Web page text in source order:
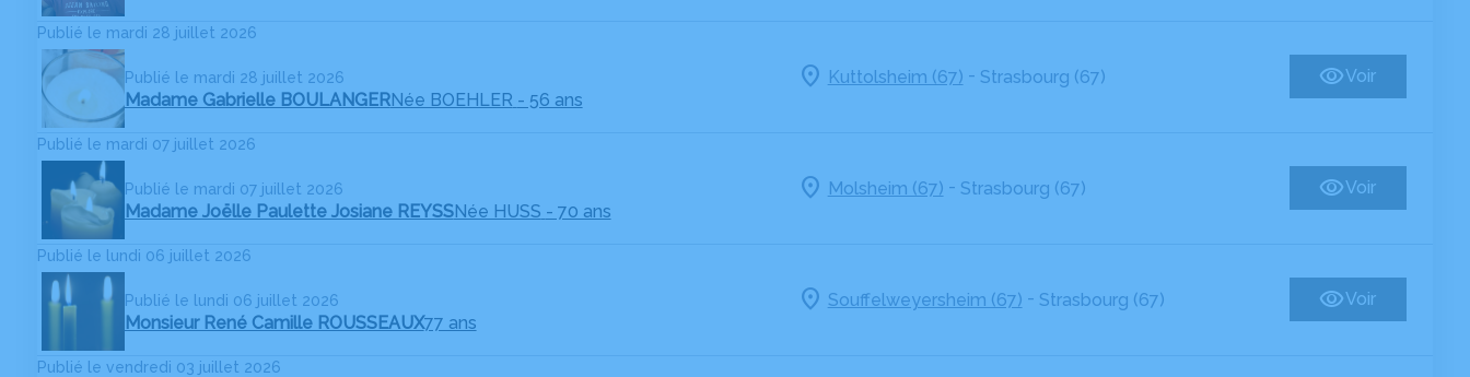
Publié le mardi 28 juillet 2026
Publié le mardi 28 juillet 2026
Madame Gabrielle BOULANGERNée BOEHLER - 56 ans
Kuttolsheim (67) - Strasbourg (67) Voir
Publié le mardi 07 juillet 2026
Publié le mardi 07 juillet 2026
Madame Joëlle Paulette Josiane REYSSNée HUSS - 70 ans
Molsheim (67) - Strasbourg (67) Voir
Publié le lundi 06 juillet 2026
Publié le lundi 06 juillet 2026
Monsieur René Camille ROUSSEAUX77 ans
Souffelweyersheim (67) - Strasbourg (67) Voir
Publié le vendredi 03 juillet 2026